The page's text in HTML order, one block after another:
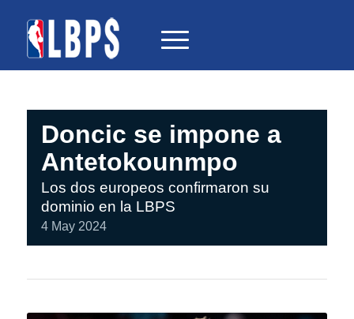
Doncic se impone a
Antetokounmpo
Los dos europeos confirmaron su
dominio en la LBPS
4 May 2024